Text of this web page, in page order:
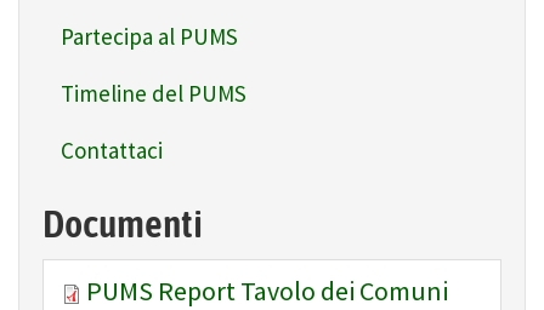
Partecipa al PUMS
Timeline del PUMS
Contattaci
Documenti
PUMS Report Tavolo dei Comuni